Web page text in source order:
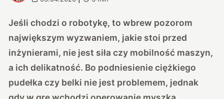
Jeśli chodzi o robotykę, to wbrew pozorom
największym wyzwaniem, jakie stoi przed
inżynierami, nie jest siła czy mobilność maszyn,
a ich delikatność. Bo podniesienie ciężkiego
pudełka czy belki nie jest problemem, jednak